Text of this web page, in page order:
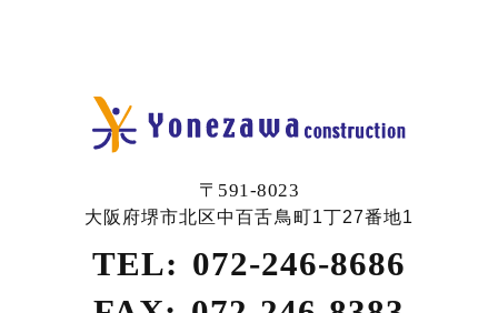
〒591-8023
大阪府堺市北区中百舌鳥町1丁27番地1
TEL: 072-246-8686